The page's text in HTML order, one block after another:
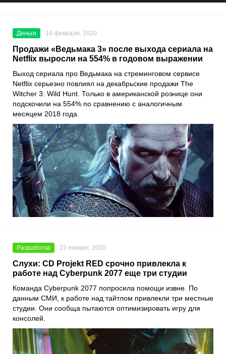
Деньги 14 февраля, 2020
Продажи «Ведьмака 3» после выхода сериала на
Netflix выросли на 554% в годовом выражении
Выход сериала про Ведьмака на стреминговом сервисе
Netflix серьезно повлиял на декабрьские продажи The
Witcher 3: Wild Hunt. Только в американской рознице они
подскочили на 554% по сравнению с аналогичным
месяцем 2018 года.
Разработка 23 января, 2020
Слухи: CD Projekt RED срочно привлекла к
работе над Cyberpunk 2077 еще три студии
Команда Cyberpunk 2077 попросила помощи извне. По
данным СМИ, к работе над тайтлом привлекли три местные
студии. Они сообща пытаются оптимизировать игру для
консолей.